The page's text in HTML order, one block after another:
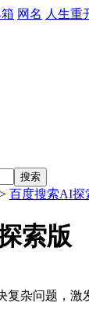
网名 人生重
> 百度搜索AI探
索版
复杂问题，激